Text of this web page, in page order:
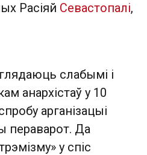
Расіяй Севастопалі,
слабымі і
анархістаў у 10
арганізацыі
пераварот. Да
у спіс